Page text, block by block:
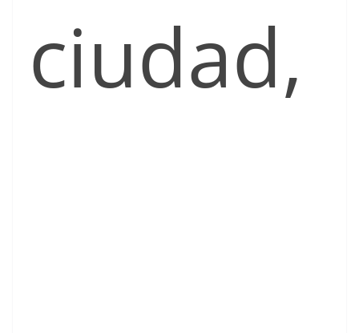
ciudad,